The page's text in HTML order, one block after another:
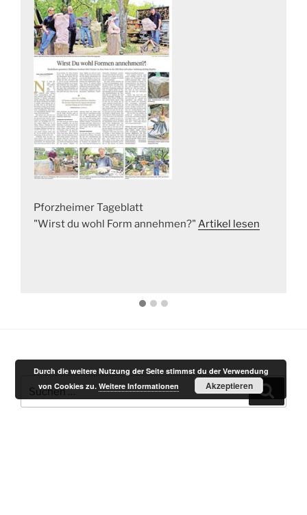
Pforzheimer Tageblatt
"Wirst du wohl Form annehmen?"Artikel lesen
Suchen
nach:
Durch die weitere Nutzung der Seite stimmst du der Verwendung
von Cookies zu.Weitere Informationen Akzeptieren